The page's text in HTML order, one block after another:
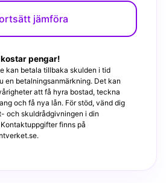
jämföra
pengar!
kan betala tillbaka skulden i tid
en betalningsanmärkning. Det kan
att få hyra bostad, teckna
och få nya lån. För stöd, vänd dig
och skuldrådgivningen i din
finns på